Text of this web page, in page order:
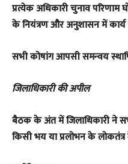
प्रत्येक अधिकारी चुनाव परिणाम
के नियंत्रण और अनुशासन में कार्य
सभी कोषांग आपसी समन्वय
जिलाधिकारी की अपील
बैठक के अंत में जिलाधिकारी ने
किसी भय या प्रलोभन के